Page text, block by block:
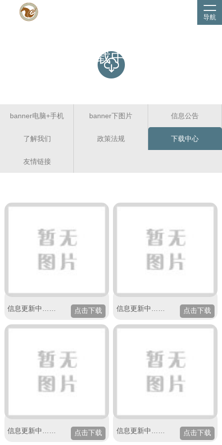
导航
下载中心
banner电脑+手机 banner下图片 信息公告
了解我们 政策法规 下载中心
友情链接
信息更新中…… 信息更新中……
信息更新中…… 信息更新中……